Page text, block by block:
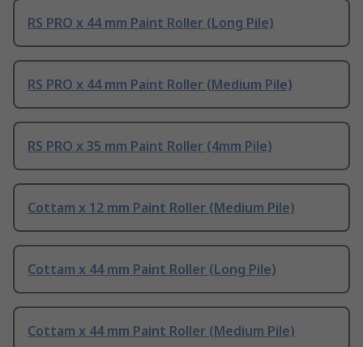
RS PRO x 44 mm Paint Roller (Long Pile)
RS PRO x 44 mm Paint Roller (Medium Pile)
RS PRO x 35 mm Paint Roller (4mm Pile)
Cottam x 12 mm Paint Roller (Medium Pile)
Cottam x 44 mm Paint Roller (Long Pile)
Cottam x 44 mm Paint Roller (Medium Pile)